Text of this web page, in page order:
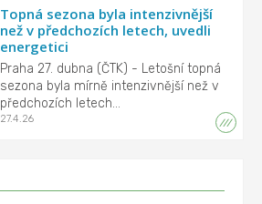
Topná sezona byla intenzivnější
než v předchozích letech, uvedli
energetici
Praha 27. dubna (ČTK) - Letošní topná
sezona byla mírně intenzivnější než v
předchozích letech...
27.4.26